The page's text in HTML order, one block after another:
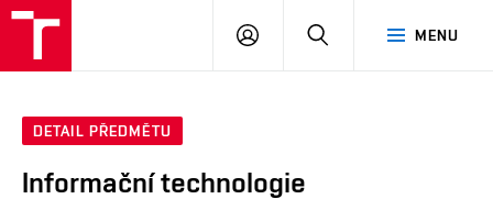
MENU
PŘIHLÁSIT
DETAIL PŘEDMĚTU
Informační technologie